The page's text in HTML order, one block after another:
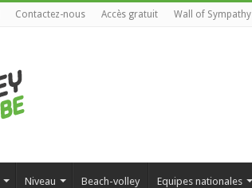
Contactez-nous Accès gratuit Wall of Sympathy
Niveau Beach-volley Equipes nationales